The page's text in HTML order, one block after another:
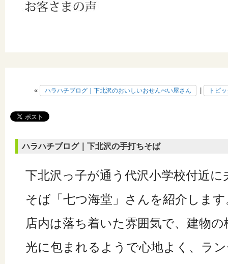
« ハラハチブログ｜下北沢のおいしいおせんべい屋さん トピ
ハラハチブログ｜下北沢の手打ちそば
下北沢っ子が通う代沢小学校付近
そば「七つ海堂」さんを紹介します
店内は落ち着いた雰囲気で、建物
光に包まれるようで心地よく、ラ